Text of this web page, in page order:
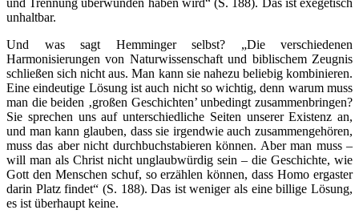
unhaltbar.
Und was sagt Hemminger selbst? „Die verschiedenen
Harmonisierungen von Naturwissenschaft und biblischem Zeugnis
schließen sich nicht aus. Man kann sie nahezu beliebig kombinieren.
Eine eindeutige Lösung ist auch nicht so wichtig, denn warum muss
man die beiden ‚großen Geschichten’ unbedingt zusammenbringen?
Sie sprechen uns auf unterschiedliche Seiten unserer Existenz an,
und man kann glauben, dass sie irgendwie auch zusammengehören,
muss das aber nicht durchbuchstabieren können. Aber man muss –
will man als Christ nicht unglaubwürdig sein – die Geschichte, wie
Gott den Menschen schuf, so erzählen können, dass Homo ergaster
darin Platz findet“ (S. 188). Das ist weniger als eine billige Lösung,
es ist überhaupt keine.